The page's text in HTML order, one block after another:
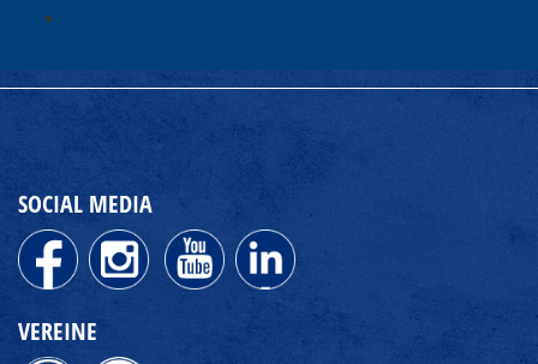
SOCIAL MEDIA
VEREINE